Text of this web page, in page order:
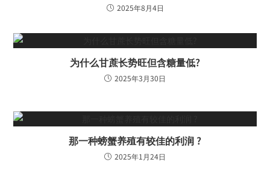
2025年8月4日
为什么甘蔗长势旺但含糖量低?
2025年3月30日
那一种螃蟹养殖有较佳的利润 ?
2025年1月24日